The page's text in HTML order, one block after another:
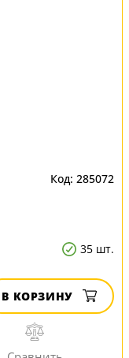
285072
35 шт.
В КОРЗИНУ